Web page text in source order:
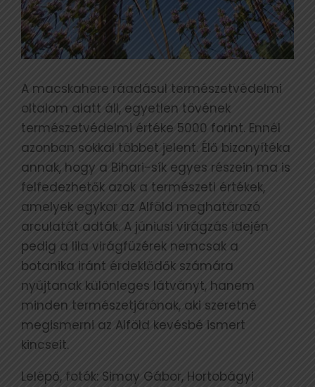
A macskahere ráadásul természetvédelmi
oltalom alatt áll, egyetlen tövének
természetvédelmi értéke 5000 forint. Ennél
azonban sokkal többet jelent. Élő bizonyítéka
annak, hogy a Bihari-sík egyes részein ma is
felfedezhetők azok a természeti értékek,
amelyek egykor az Alföld meghatározó
arculatát adták. A júniusi virágzás idején
pedig a lila virágfüzérek nemcsak a
botanika iránt érdeklődők számára
nyújtanak különleges látványt, hanem
minden természetjárónak, aki szeretné
megismerni az Alföld kevésbé ismert
kincseit.
Lelépő, fotók: Simay Gábor, Hortobágyi